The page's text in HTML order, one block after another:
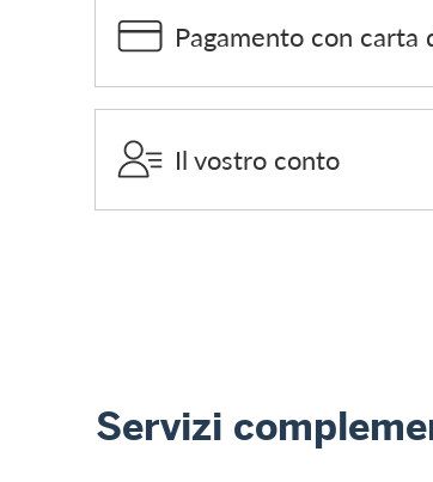
Pagamento con carta
Il vostro conto
Servizi